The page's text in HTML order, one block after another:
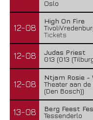
Oslo
12-08
High On Fire
Tickets
12-08
Judas Priest
013 (013
12-08
Ntjam Rosie -
Theater aan de
(Den Bosch))
13-08
Berg Feest
Tessenderlo